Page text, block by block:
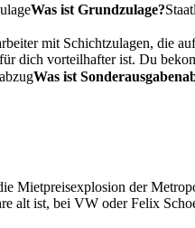
Was ist Grundzulage?
mit Schichtzulagen, die
dich vorteilhafter ist. Du
Was ist
Mietpreisexplosion der
alt ist, bei VW oder Felix